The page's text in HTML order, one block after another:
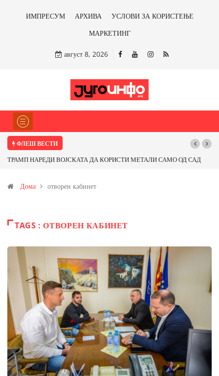
ИМПРЕСУМ АРХИВА
УСЛОВИ ЗА КОРИСТЕЊЕ
МАРКЕТИНГ
август 8, 2026
ФЛЕШ ВЕСТИ
ТРАМП НАРЕДИ ВОЈСКАТА ДА КОРИСТИ МЕТАЛИ САМО ОД САД
Иловица и со антимонот?
Дома отворен кабинет
TAGS : ОТВОРЕН КАБИНЕТ